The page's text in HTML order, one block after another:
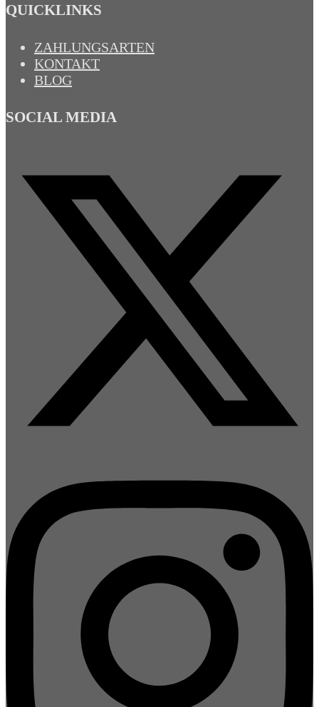
QUICKLINKS
ZAHLUNGSARTEN
KONTAKT
BLOG
SOCIAL MEDIA